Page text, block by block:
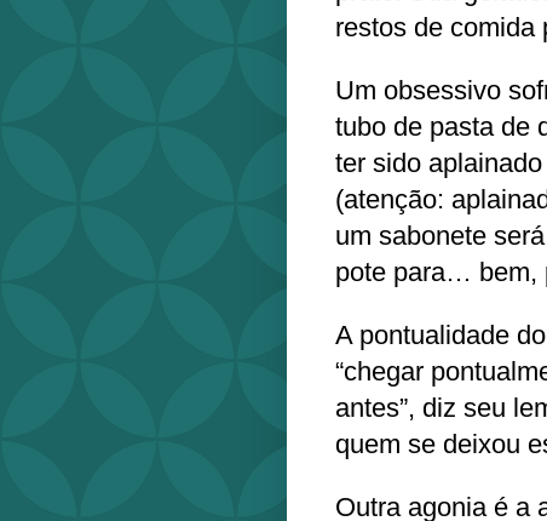
restos de
Um obsessivo
tubo de pasta de
ter sido
(atenção:
um sabonete
pote para… bem,
A pontualidade
“chegar
antes”, diz seu
quem se deixou
Outra agonia é a